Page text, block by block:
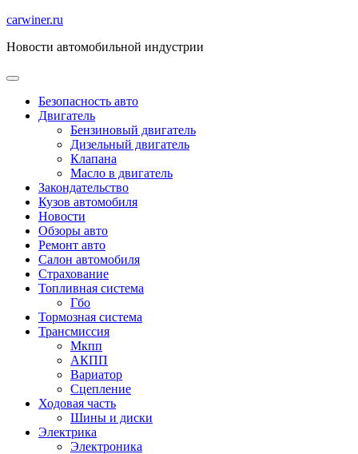
Перейти
содержимому
carwiner.ru
Новости автомобильной индустрии
Безопасность авто
Двигатель
Бензиновый двигатель
Дизельный двигатель
Клапана
Масло в двигатель
Закондательство
Кузов автомобиля
Новости
Обзоры авто
Ремонт авто
Салон автомобиля
Страхование
Топливная система
Гбо
Тормозная система
Трансмиссия
Мкпп
АКПП
Вариатор
Сцепление
Ходовая часть
Шины и диски
Электрика
Электроника